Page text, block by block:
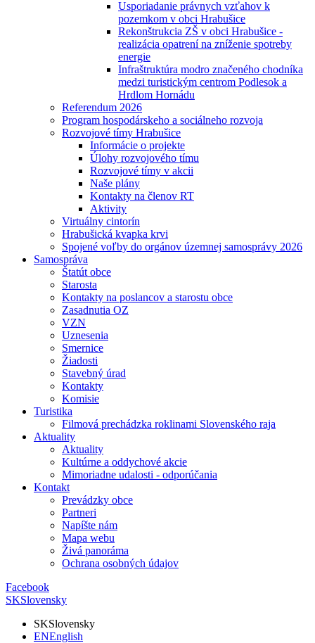
Usporiadanie právnych vzťahov k
pozemkom v obci Hrabušice
Rekonštrukcia ZŠ v obci Hrabušice -
realizácia opatrení na zníženie spotreby
energie
Infraštruktúra modro značeného chodníka
medzi turistickým centrom Podlesok a
Hrdlom Hornádu
Referendum 2026
Program hospodárskeho a sociálneho rozvoja
Rozvojové tímy Hrabušice
Informácie o projekte
Úlohy rozvojového tímu
Rozvojové tímy v akcii
Naše plány
Kontakty na členov RT
Aktivity
Virtuálny cintorín
Hrabušická kvapka krvi
Spojené voľby do orgánov územnej samosprávy 2026
Samospráva
Štatút obce
Starosta
Kontakty na poslancov a starostu obce
Zasadnutia OZ
VZN
Uznesenia
Smernice
Žiadosti
Stavebný úrad
Kontakty
Komisie
Turistika
Filmová prechádzka roklinami Slovenského raja
Aktuality
Aktuality
Kultúrne a oddychové akcie
Mimoriadne udalosti - odporúčania
Kontakt
Prevádzky obce
Partneri
Napíšte nám
Mapa webu
Živá panoráma
Ochrana osobných údajov
Facebook
SKSlovensky
SKSlovensky
ENEnglish